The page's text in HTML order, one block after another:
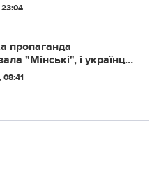
23:04
пропаганда
"Мінські", і українці
телевізору та
а не здоровому
08:41